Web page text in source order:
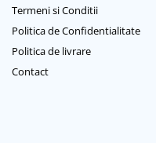
Ochelari Virtuali pentru
smartphone
Selfie Stickuri & Stative
Smartphone
Stickers smartphone
Termeni si Conditii
Politica de Confidentialitate
Politica de livrare
Contact